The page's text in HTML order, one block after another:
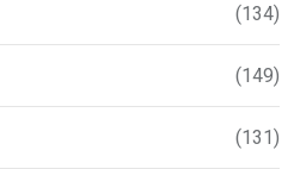
(134)
(149)
(131)